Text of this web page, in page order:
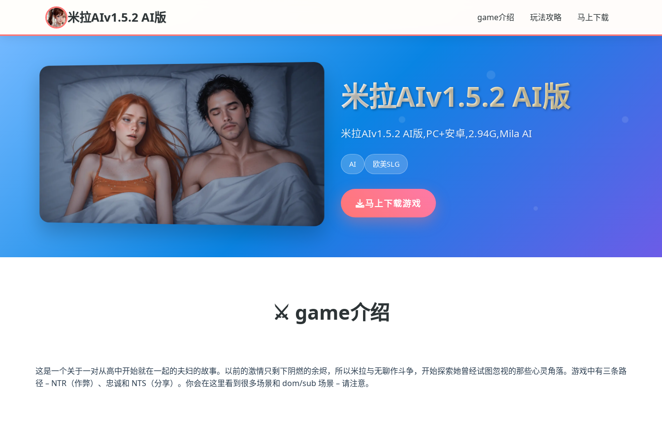
米拉AIv1.5.2 AI版 game介绍 玩法攻略 马上下载
米拉AIv1.5.2 AI版
米拉AIv1.5.2 AI版,PC+安卓,2.94G,Mila AI
AI 欧美SLG
马上下载游戏
⚔️ game介绍
这是一个关于一对从高中开始就在一起的夫妇的故事。以前的激情只剩下阴燃的余烬，所以米拉与无聊作斗争，开始探索她曾经试图忽视的那些心灵角落。游戏中有三条路
径 – NTR（作弊）、忠诚和 NTS（分享）。你会在这里看到很多场景和 dom/sub 场景 – 请注意。